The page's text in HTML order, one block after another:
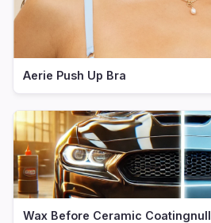
Aerie Push Up Bra
Wax Before Ceramic Coatingnull